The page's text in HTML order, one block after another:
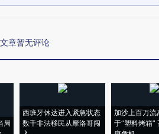
章暂无评论
局
西班牙休达进入紧急状态
数千非法移民从摩洛哥闯
加沙上百万流
于“塑料烤箱”